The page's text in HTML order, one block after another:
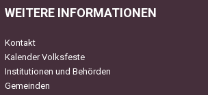
empty.
WEITERE INFORMATIONEN
Kontakt
Kalender Volksfeste
Institutionen und Behörden
Gemeinden